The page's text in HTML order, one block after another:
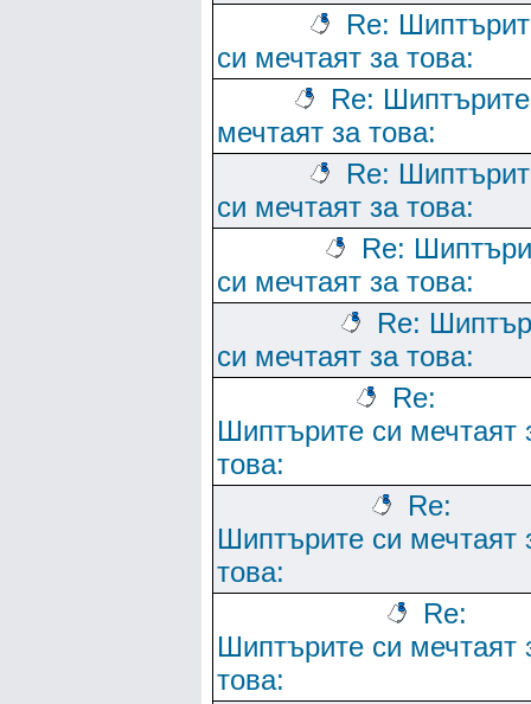
Re:
си мечтаят за това:
Re:
мечтаят за това:
Re:
си мечтаят за това:
Re:
си мечтаят за това:
Re:
си мечтаят за това:
Re:
Шиптърите си мечтаят
това:
Re:
Шиптърите си мечтаят
това:
Re:
Шиптърите си мечтаят
това: